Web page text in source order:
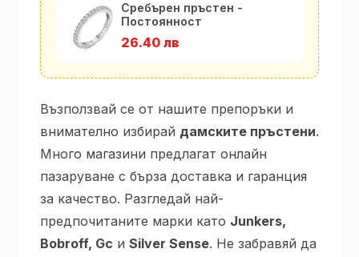
Сребърен пръстен -
Постоянност
26.40 лв
Възползвай се от нашите препоръки и
внимателно избирай дамските пръстени.
Много магазини предлагат онлайн
пазаруване с бърза доставка и гаранция
за качество. Разгледай най-
предпочитаните марки като Junkers,
Bobroff, Gc и Silver Sense. Не забравяй да